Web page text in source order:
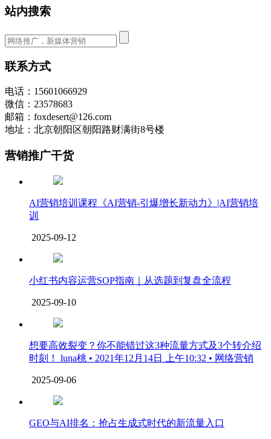
站内搜索
联系方式
电话：15601066929
微信：23578683
邮箱：foxdesert@126.com
地址：北京朝阳区朝阳路财满街8号楼
营销推广干货
AI营销培训课程《AI营销-引爆增长新动力》|AI营销培
训
2025-09-12
小红书内容运营SOP指南｜从选题到复盘全流程
2025-09-10
想要高效裂变？你不能错过这3种流量方式及3个转介绍
时刻！ luna桃 • 2021年12月14日 上午10:32 • 网络营销
2025-09-06
GEO与AI排名：抢占生成式时代的新流量入口